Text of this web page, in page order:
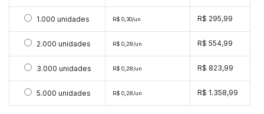
Selecionar 1000 unidades
1.000 unidades R$ 0,30/un R$ 295,99
Selecionar 2000 unidades
2.000 unidades R$ 0,28/un R$ 554,99
Selecionar 3000 unidades
3.000 unidades R$ 0,28/un R$ 823,99
Selecionar 5000 unidades
5.000 unidades R$ 0,28/un R$ 1.358,99